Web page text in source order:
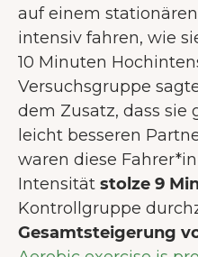
auf einem
intensiv fahren, wie
10 Minuten
Versuchsgruppe
dem Zusatz, dass
leicht besseren
waren diese
Intensität stolze 9
Kontrollgruppe
Gesamtsteigerung